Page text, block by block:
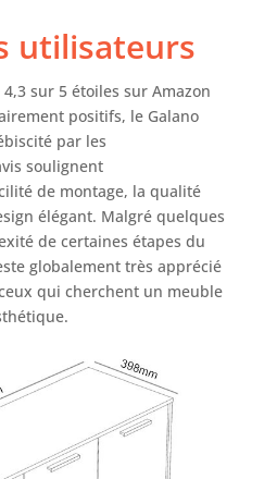
utilisateurs
sur 5 étoiles sur Amazon
positifs, le Galano
par les
soulignent
de montage, la qualité
élégant. Malgré quelques
de certaines étapes du
globalement très apprécié
qui cherchent un meuble